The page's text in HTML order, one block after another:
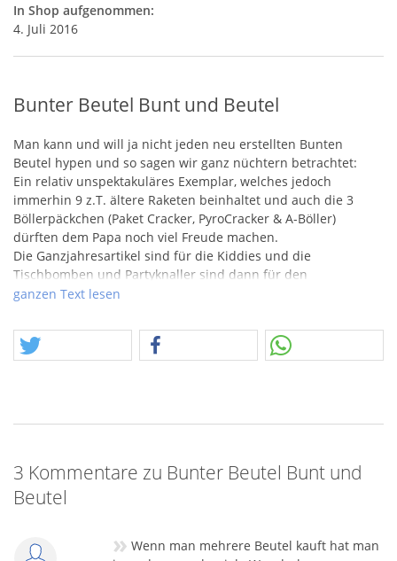
In Shop aufgenommen:
4. Juli 2016
Bunter Beutel Bunt und Beutel
Man kann und will ja nicht jeden neu erstellten Bunten
Beutel hypen und so sagen wir ganz nüchtern betrachtet:
Ein relativ unspektakuläres Exemplar, welches jedoch
immerhin 9 z.T. ältere Raketen beinhaltet und auch die 3
Böllerpäckchen (Paket Cracker, PyroCracker & A-Böller)
dürften dem Papa noch viel Freude machen.
Die Ganzjahresartikel sind für die Kiddies und die
Tischbomben und Partyknaller sind dann für den
Silvesterparty-Tisch bestens geeignet.
ganzen Text lesen
3 Kommentare zu Bunter Beutel Bunt und
Beutel
» Wenn man mehrere Beutel kauft hat man